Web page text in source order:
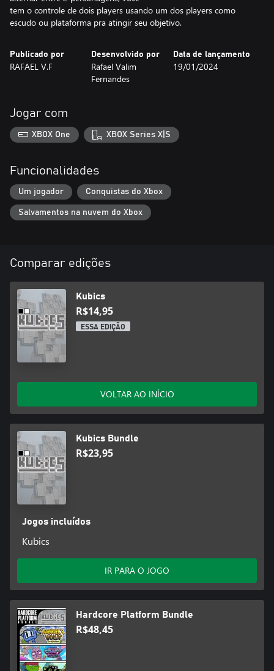
tem o controle de dois players usando um dos players como
escudo ou plataforma pra atingir seu objetivo.
Publicado por
RAFAEL V.F
Desenvolvido por
Rafael Valim
Fernandes
Data de lançamento
19/01/2024
Jogar com
XBOX One XBOX Series X|S
Funcionalidades
Um jogador Conquistas do Xbox
Salvamentos na nuvem do Xbox
Comparar edições
Kubics
R$14,95
ESSA EDIÇÃO
VOLTAR AO INÍCIO
Kubics Bundle
R$23,95
Jogos incluídos
Kubics
IR PARA O JOGO
Hardcore Platform Bundle
R$48,45